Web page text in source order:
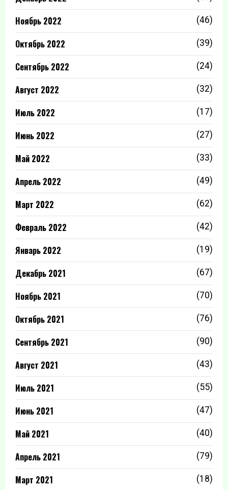
Ноябрь 2022 (46)
Октябрь 2022 (39)
Сентябрь 2022 (24)
Август 2022 (32)
Июль 2022 (17)
Июнь 2022 (27)
Май 2022 (33)
Апрель 2022 (49)
Март 2022 (62)
Февраль 2022 (42)
Январь 2022 (19)
Декабрь 2021 (67)
Ноябрь 2021 (70)
Октябрь 2021 (76)
Сентябрь 2021 (90)
Август 2021 (43)
Июль 2021 (55)
Июнь 2021 (47)
Май 2021 (40)
Апрель 2021 (79)
Март 2021 (18)